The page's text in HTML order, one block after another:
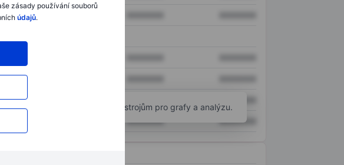
zásady používání souborů
údajů.
XXXXXXX
XXXXXXX XXXXXXX
přístup k pokročilým nástrojům pro grafy a analýzu.